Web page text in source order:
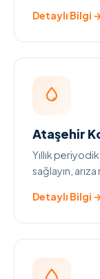
Detaylı Bilgi
Ataşehir
Yıllık
sağlayın, arıza
Detaylı Bilgi